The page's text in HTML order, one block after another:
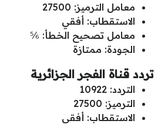
معامل الترميز: 27500
الاستقطاب: أفقي
معامل تصحيح الخطأ: ⅚
الجودة: ممتازة
تردد قناة الفجر الجزائرية
التردد: 10922
الترميز: 27500
الاستقطاب: أفقي